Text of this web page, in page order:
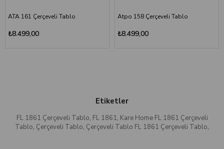
ATA 161 Çerçeveli Tablo
₺8.499,00
Atpo 158 Çerçeveli Tablo
₺8.499,00
Etiketler
FL 1861 Çerçeveli Tablo, FL 1861, Kare Home FL 1861 Çerçeveli
Tablo, Çerçeveli Tablo, Çerçeveli Tablo FL 1861 Çerçeveli Tablo,